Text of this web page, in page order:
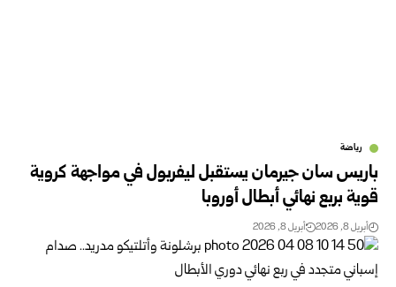
رياضة
باريس سان جيرمان يستقبل ليفربول في مواجهة كروية
قوية بربع نهائي أبطال أوروبا
أبريل 8, 2026 أبريل 8, 2026